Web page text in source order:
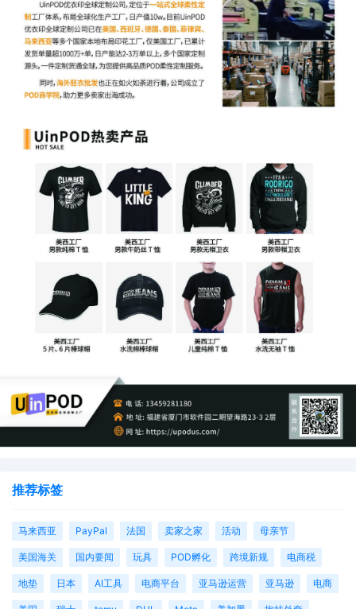
上传单段视频：必须在视频中添加清晰的时间戳标签（如 0
0:00-00:07：“户外使用演示” 、00:08-00:14:“防水”）
多段视频：上传文件名中包含标签和 ASIN(例如:"ASIN 000
0001，商品的实际使用场景"、“ASIN 0000002，防水”)
图片来源：亚马逊
目前这个功能只对美国站的部分卖家开放，各位卖家可以打
开后台看看有没有这个功能。
第二，SP 视频广告（SPV）能不能推关键词排名？SPV的
（由于该广告位仍在测试阶段，现阶段可获得的数据有限，
会继续更新结论）
先说结论：
SPV能推动关键词排名，但有限，可能远不如传统SP广告
位那样“直接有效”。
推荐标签
马来西亚 PayPal 法国 卖家之家 活动 母亲节
美国海关 国内要闻 玩具 POD孵化 跨境新规 电商税
地垫 日本 AI工具 电商平台 亚马逊运营 亚马逊 电商